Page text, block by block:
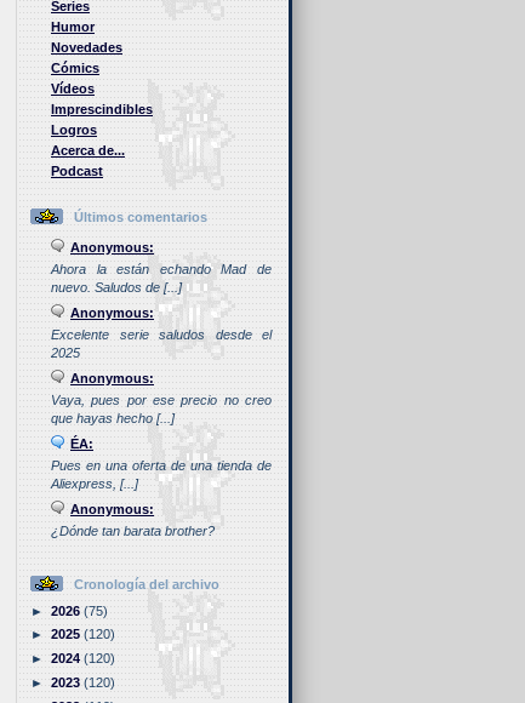
Series
Humor
Novedades
Cómics
Vídeos
Imprescindibles
Logros
Acerca de...
Podcast
Últimos comentarios
Anonymous:
Ahora la están echando Mad de
nuevo. Saludos de [...]
Anonymous:
Excelente serie saludos desde el
2025
Anonymous:
Vaya, pues por ese precio no creo
que hayas hecho [...]
ÉA:
Pues en una oferta de una tienda de
Aliexpress, [...]
Anonymous:
¿Dónde tan barata brother?
Cronología del archivo
►2026(75)
►2025(120)
►2024(120)
►2023(120)